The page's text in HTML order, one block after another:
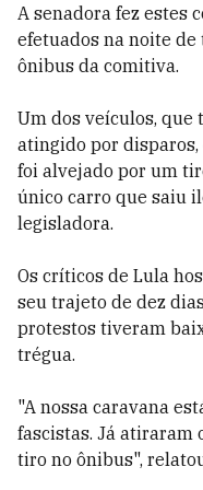
A senadora fez estes
efetuados na noite
ônibus da comitiva.
Um dos veículos,
atingido por disparos,
foi alvejado por um
único carro que saiu
legisladora.
Os críticos de Lula
seu trajeto de dez
protestos tiveram
trégua.
"A nossa caravana
fascistas. Já atiraram
tiro no ônibus",